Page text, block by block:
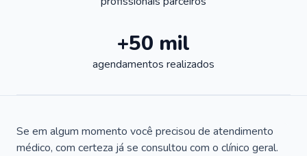
+50 mil
agendamentos realizados
Se em algum momento você precisou de atendimento
médico, com certeza já se consultou com o clínico geral.